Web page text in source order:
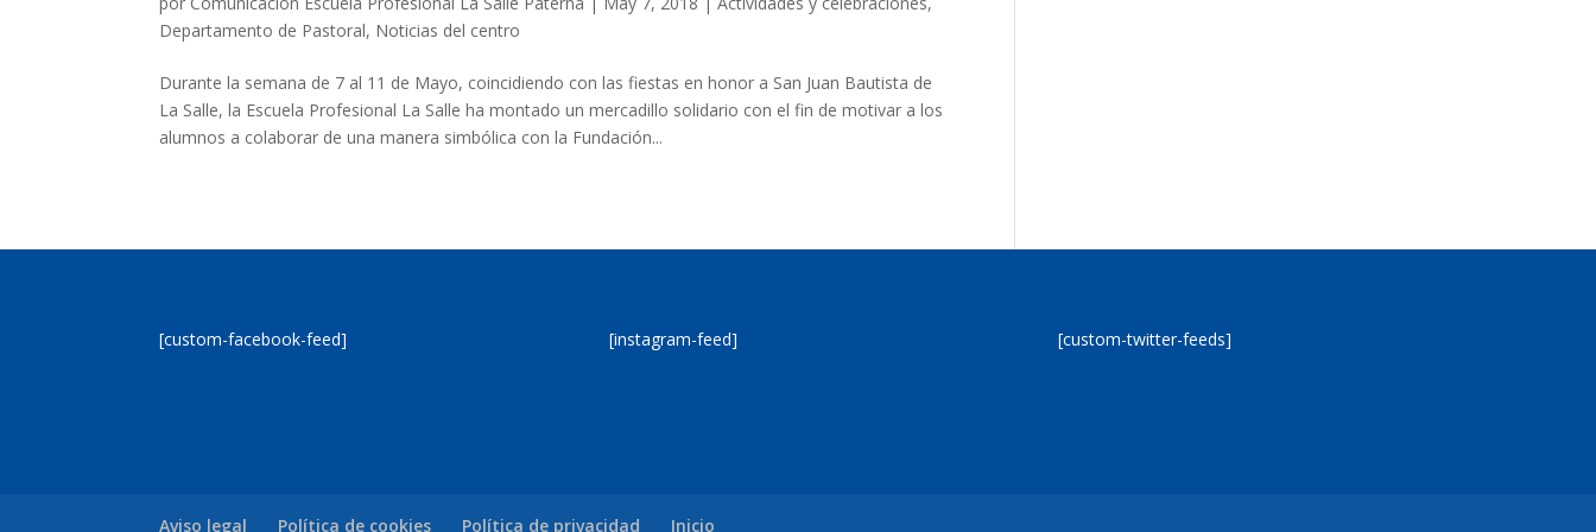
Departamento de Pastoral, Noticias del centro
Durante la semana de 7 al 11 de Mayo, coincidiendo con las fiestas en honor a San Juan Bautista de
La Salle, la Escuela Profesional La Salle ha montado un mercadillo solidario con el fin de motivar a los
alumnos a colaborar de una manera simbólica con la Fundación...
[custom-facebook-feed] [instagram-feed] [custom-twitter-feeds]
Aviso legal Política de cookies Política de privacidad Inicio